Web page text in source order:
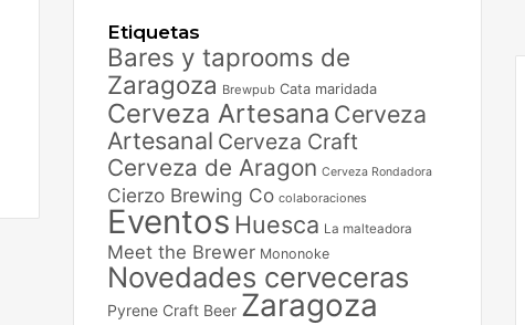
Etiquetas
Bares y taprooms de
Zaragoza Brewpub Cata maridada
Cerveza Artesana Cerveza
Artesanal Cerveza Craft
Cerveza de Aragon Cerveza Rondadora
Cierzo Brewing Co colaboraciones
Eventos Huesca La malteadora
Meet the Brewer Mononoke
Novedades cerveceras
Pyrene Craft Beer Zaragoza